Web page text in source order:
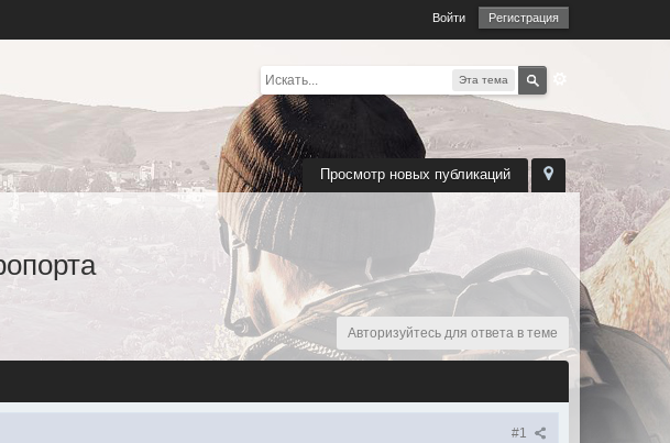
Войти Регистрация
Эта тема
Просмотр новых публикаций
Авторизуйтесь для ответа в теме
#1